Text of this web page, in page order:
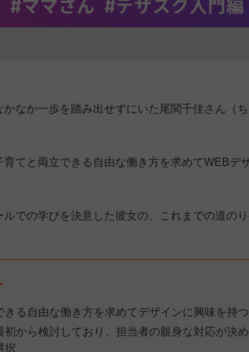
なか一歩を踏み出せずにいた尾関千佳さん（
てと両立できる自由な働き方を求めてWEBデ
での学びを決意した彼女の、これまでの道の
る自由な働き方を求めてデザインに興味を持つ
から検討しており、担当者の親身な対応が決
択